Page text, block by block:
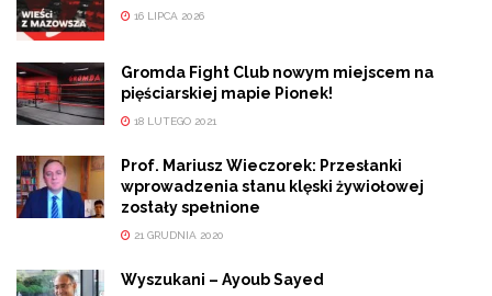
16 LIPCA 2026
Gromda Fight Club nowym miejscem na
pięściarskiej mapie Pionek!
18 LUTEGO 2021
Prof. Mariusz Wieczorek: Przesłanki
wprowadzenia stanu klęski żywiołowej
zostały spełnione
21 GRUDNIA 2020
Wyszukani – Ayoub Sayed